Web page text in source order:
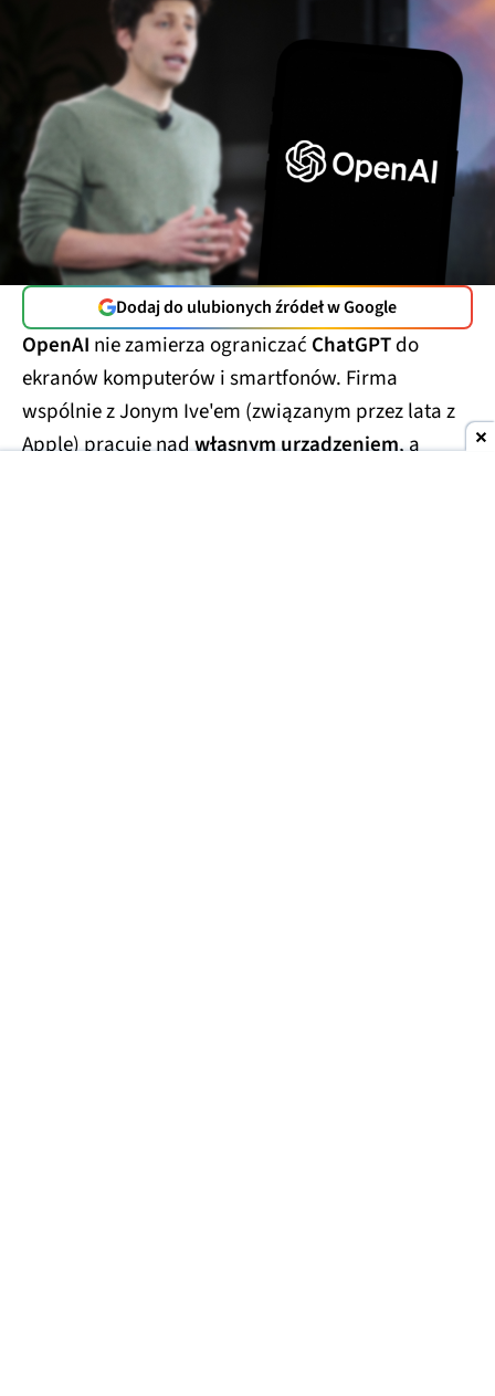
Dodaj do ulubionych źródeł w Google
OpenAI nie zamierza ograniczać ChatGPTdo
ekranów komputerów i smartfonów. Firma
wspólnie z Jonym Ive'em (związanym przez lata z
Apple) pracuje nad własnym urządzeniem, a